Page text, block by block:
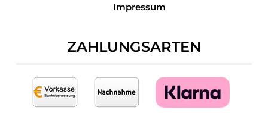
Impressum
ZAHLUNGSARTEN